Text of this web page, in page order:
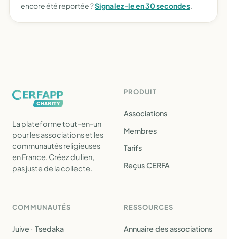
encore été reportée ?Signalez-le en 30 secondes.
La plateforme tout-en-un
pour les associations et les
communautés religieuses
en France. Créez du lien,
pas juste de la collecte.
PRODUIT
Associations
Membres
Tarifs
Reçus CERFA
COMMUNAUTÉS
Juive · Tsedaka
RESSOURCES
Annuaire des associations